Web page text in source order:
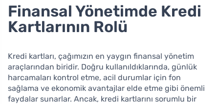
Finansal Yönetimde Kredi
Kartlarının Rolü
Kredi kartları, çağımızın en yaygın finansal yönetim
araçlarından biridir. Doğru kullanıldıklarında, günlük
harcamaları kontrol etme, acil durumlar için fon
sağlama ve ekonomik avantajlar elde etme gibi önemli
faydalar sunarlar. Ancak, kredi kartlarını sorumlu bir